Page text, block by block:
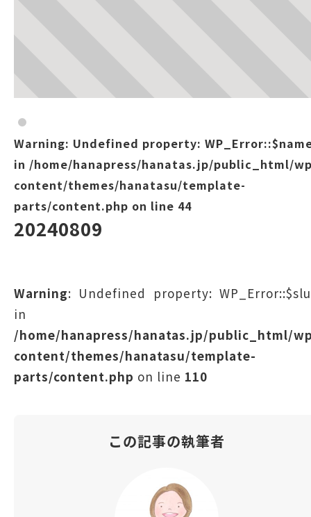
Warning: Undefined property:
in /home/hanapress/hanatas.jp/public_html/
content/themes/hanatasu/template-
parts/content.php on line 44
20240809
Warning: Undefined property:
in
/home/hanapress/hanatas.jp/public_html/
content/themes/hanatasu/template-
parts/content.php on line 110
この記事の執筆者